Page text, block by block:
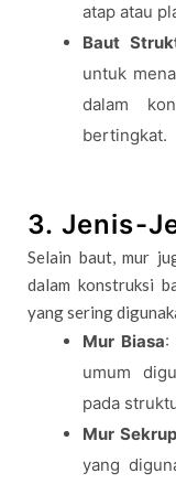
atap atau
Baut
untuk
dalam
bertingkat.
3. Jenis-
Selain baut, mur
dalam konstruksi
yang sering
Mur Biasa:
umum
pada
Mur Sekrup
yang